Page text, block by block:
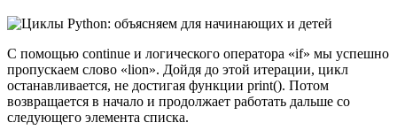
С помощью continue и логического оператора «if» мы успешно
пропускаем слово «lion». Дойдя до этой итерации, цикл
останавливается, не достигая функции print(). Потом
возвращается в начало и продолжает работать дальше со
следующего элемента списка.